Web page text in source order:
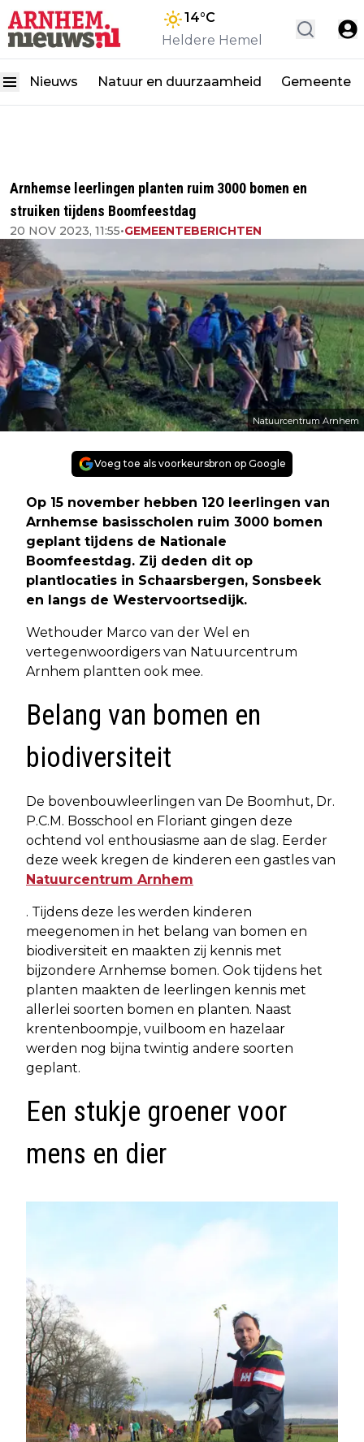
14°C
Heldere Hemel
Nieuws Natuur en duurzaamheid Gemeente
Arnhemse leerlingen planten ruim 3000 bomen en
struiken tijdens Boomfeestdag
20 NOV 2023, 11:55•GEMEENTEBERICHTEN
Natuurcentrum Arnhem
Voeg toe als voorkeursbron op Google
Op 15 november hebben 120 leerlingen van
Arnhemse basisscholen ruim 3000 bomen
geplant tijdens de Nationale
Boomfeestdag. Zij deden dit op
plantlocaties in Schaarsbergen, Sonsbeek
en langs de Westervoortsedijk.
Wethouder Marco van der Wel en
vertegenwoordigers van Natuurcentrum
Arnhem plantten ook mee.
Belang van bomen en
biodiversiteit
De bovenbouwleerlingen van De Boomhut, Dr.
P.C.M. Bosschool en Floriant gingen deze
ochtend vol enthousiasme aan de slag. Eerder
deze week kregen de kinderen een gastles van
Natuurcentrum Arnhem
. Tijdens deze les werden kinderen
meegenomen in het belang van bomen en
biodiversiteit en maakten zij kennis met
bijzondere Arnhemse bomen. Ook tijdens het
planten maakten de leerlingen kennis met
allerlei soorten bomen en planten. Naast
krentenboompje, vuilboom en hazelaar
werden nog bijna twintig andere soorten
geplant.
Een stukje groener voor
mens en dier